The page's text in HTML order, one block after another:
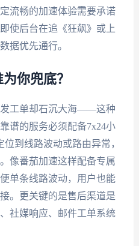
流畅的加速体验需要承诺
使后台在追《狂飙》或上
据优先通行。
你兜底？
发工单却石沉大海——这种
谱的服务必须配备7x24小
到线路波动或路由异常，
像番茄加速这样配备专属
单条线路波动，用户也能
。更关键的是售后渠道是
社媒响应、邮件工单系统